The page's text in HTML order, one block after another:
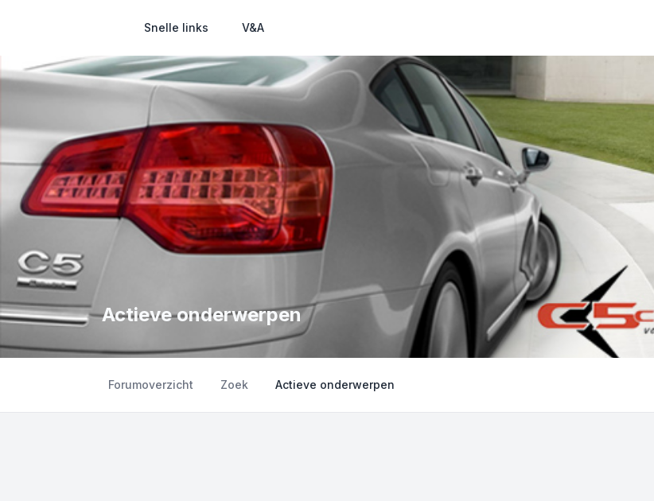
Snelle links V&A
Actieve onderwerpen
Forumoverzicht Zoek Actieve onderwerpen